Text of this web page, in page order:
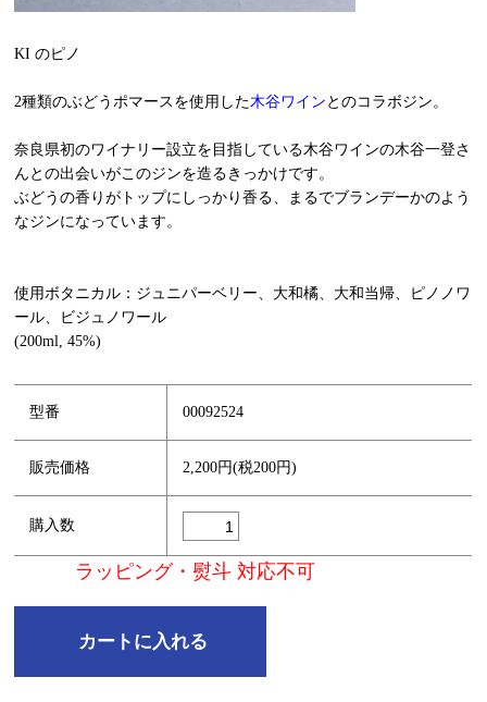
KI のピノ
2種類のぶどうポマースを使用した木谷ワイン とのコラボジン。
奈良県初のワイナリー設立を目指している木谷ワインの木谷一登さ
んとの出会いがこのジンを造るきっかけです。
ぶどうの香りがトップにしっかり香る、まるでブランデーかのよう
なジンになっています。
使用ボタニカル：ジュニパーベリー、大和橘、大和当帰、ピノノワ
ール、ビジュノワール
(200ml, 45%)
型番 00092524
販売価格 2,200円(税200円)
購入数
ラッピング・熨斗 対応不可